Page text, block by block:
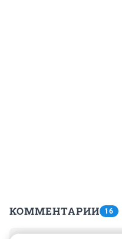
КОММЕНТАРИИ 16